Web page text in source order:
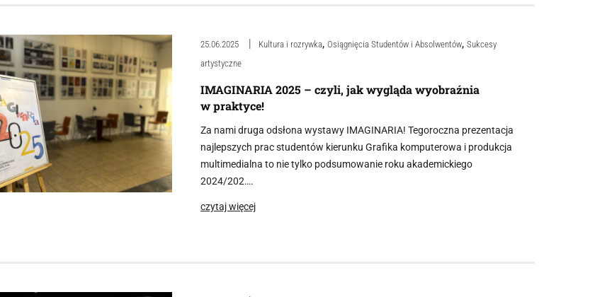
25.06.2025 Kultura i rozrywka,Osiągnięcia Studentów i Absolwentów,Sukcesy
artystyczne
IMAGINARIA 2025 – czyli, jak wygląda wyobraźnia
w praktyce!
Za nami druga odsłona wystawy IMAGINARIA! Tegoroczna prezentacja
najlepszych prac studentów kierunku Grafika komputerowa i produkcja
multimedialna to nie tylko podsumowanie roku akademickiego
2024/202….
czytaj więcej